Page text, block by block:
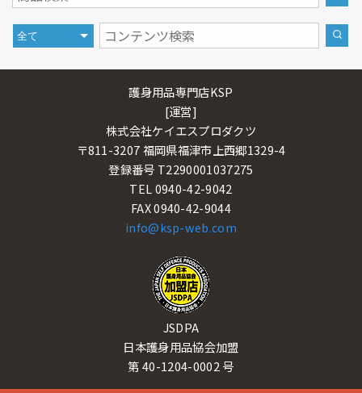
護身用品専門店KSP
[運営]
株式会社ケイエスプロダクツ
〒811-3207 福岡県福津市上西郷1329-4
登録番号 T2290001037275
TEL 0940-42-9042
FAX 0940-42-9044
info@ksp-web.com
JSDPA
日本護身用品協会加盟
第 40-1204-0002 号